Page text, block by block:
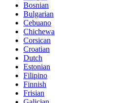
Bosnian
Bulgarian
Cebuano
Chichewa
Corsican
Croatian
Dutch
Estonian
Filipino
Finnish
Frisian